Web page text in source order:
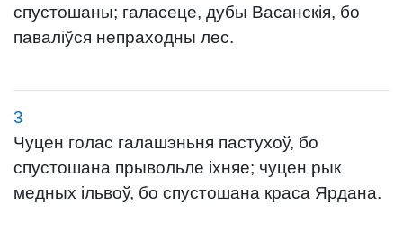
спустошаны; галасеце, дубы Васанскія, бо
паваліўся непраходны лес.
3
Чуцен голас галашэньня пастухоў, бо
спустошана прывольле іхняе; чуцен рык
медных ільвоў, бо спустошана краса Ярдана.